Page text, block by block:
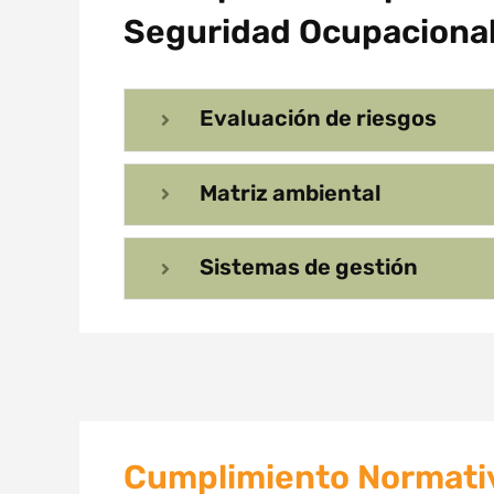
Seguridad
Evaluación de riesgos
Matriz ambiental
Sistemas de gestión
Cumplimiento